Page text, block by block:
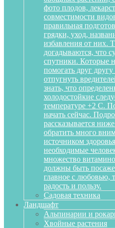
фото плодов,
совместимости
правильная
грядки, уход,
избавления от них.
догадываются, что
спутники. Которые
помогать друг
отпугнуть
знать, что
холодостойкие
температуре +2 С.
начать сейчас.
рассказывается
обратить много
источником
необходимые
множество
должны быть
главное с любовью,
радость и пользу.
Садовая техника
Ландшафт
Альпинарии и
Хвойные растения